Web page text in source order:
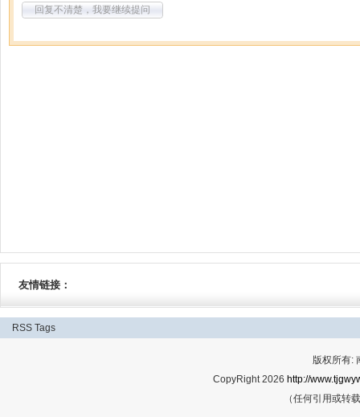
回复不清楚，我要继续提问
友情链接：
RSS Tags
版权所有:
CopyRight 2026 http://
（任何引用或转